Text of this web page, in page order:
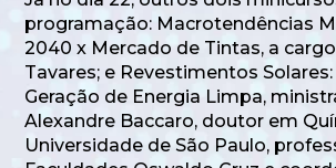
programação: Macrotendências
2040 x Mercado de Tintas, a
Tavares; e Revestimentos
Geração de Energia Limpa,
Alexandre Baccaro, doutor em
Universidade de São Paulo,